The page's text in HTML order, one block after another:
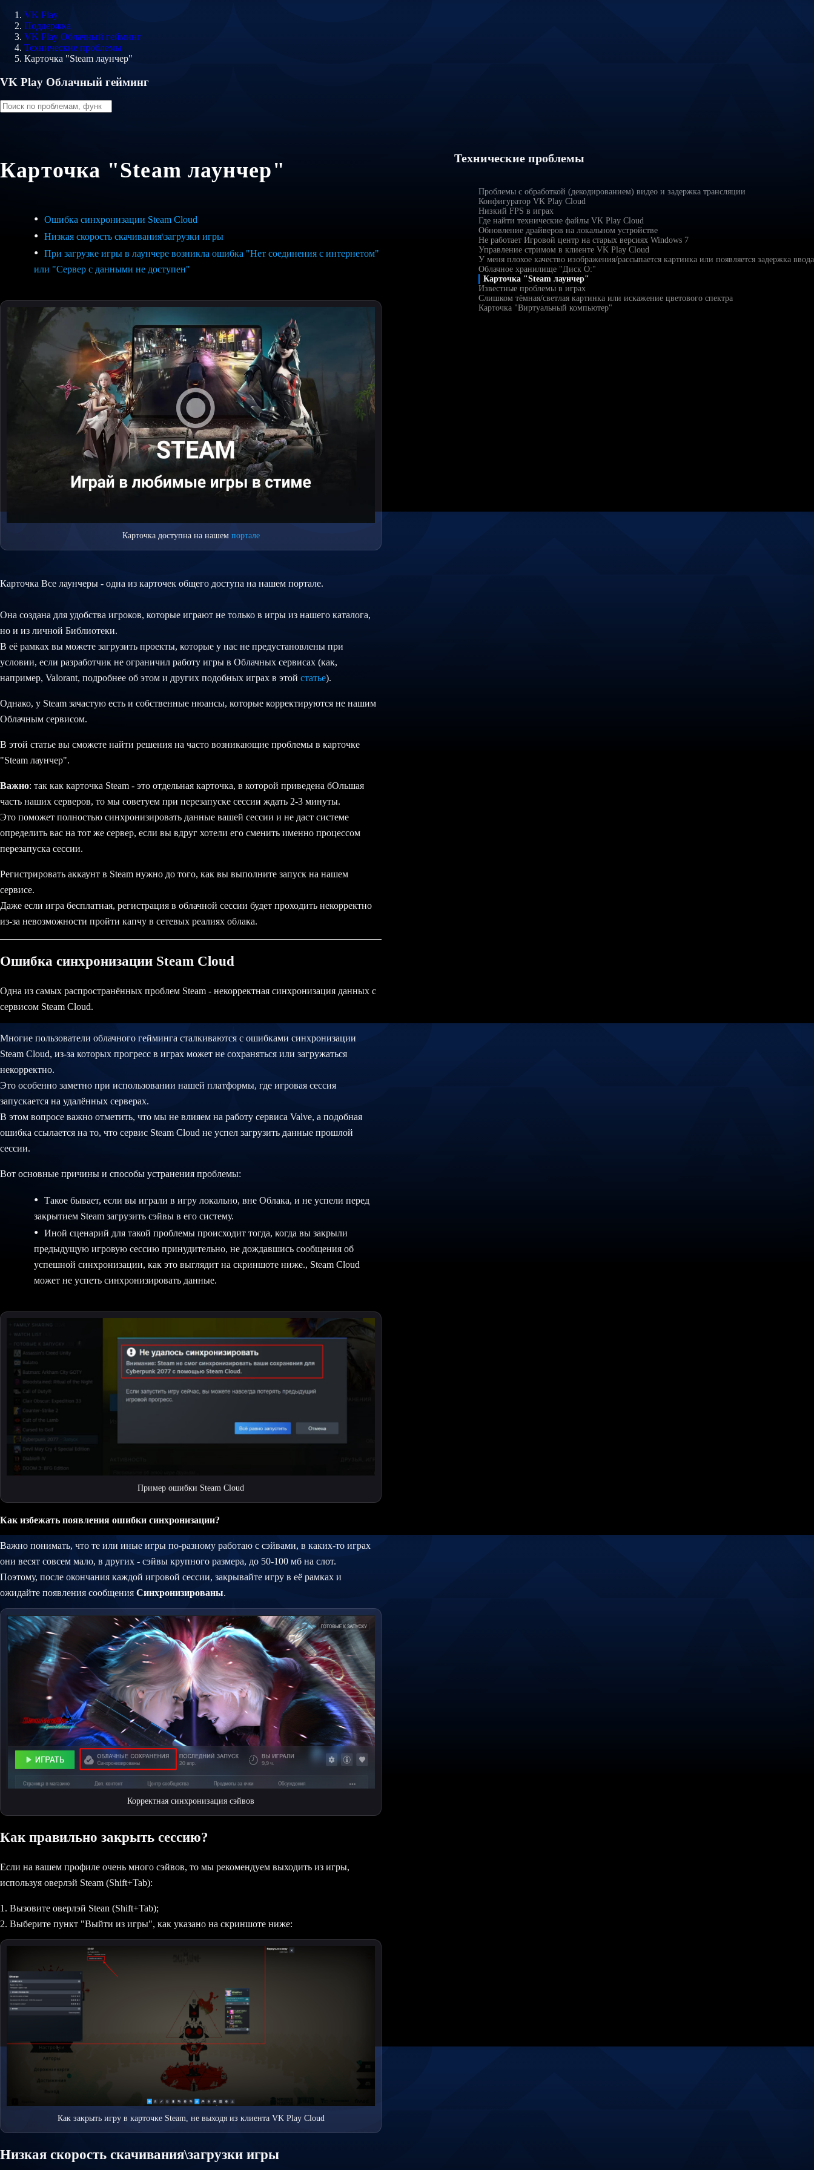
VK Play
Поддержка
VK Play Облачный гейминг
Технические проблемы
Карточка "Steam лаунчер"
VK Play Облачный гейминг
Карточка "Steam лаунчер"
Ошибка синхронизации Steam Cloud
Низкая скорость скачивания\загрузки игры
При загрузке игры в лаунчере возникла ошибка "Нет соединения с интернетом"
или "Сервер с данными не доступен"
Карточка доступна на нашем портале
Карточка Все лаунчеры - одна из карточек общего доступа на нашем портале.
Она создана для удобства игроков, которые играют не только в игры из нашего каталога,
но и из личной Библиотеки.
В её рамках вы можете загрузить проекты, которые у нас не предустановлены при
условии, если разработчик не ограничил работу игры в Облачных сервисах (как,
например, Valorant, подробнее об этом и других подобных играх в этой статье).
Однако, у Steam зачастую есть и собственные нюансы, которые корректируются не нашим
Облачным сервисом.
В этой статье вы сможете найти решения на часто возникающие проблемы в карточке
"Steam лаунчер".
Важно: так как карточка Steam - это отдельная карточка, в которой приведена бОльшая
часть наших серверов, то мы советуем при перезапуске сессии ждать 2-3 минуты.
Это поможет полностью синхронизировать данные вашей сессии и не даст системе
определить вас на тот же сервер, если вы вдруг хотели его сменить именно процессом
перезапуска сессии.
Регистрировать аккаунт в Steam нужно до того, как вы выполните запуск на нашем
сервисе.
Даже если игра бесплатная, регистрация в облачной сессии будет проходить некорректно
из-за невозможности пройти капчу в сетевых реалиях облака.
Ошибка синхронизации Steam Cloud
Одна из самых распространённых проблем Steam - некорректная синхронизация данных с
сервисом Steam Cloud.
Многие пользователи облачного гейминга сталкиваются с ошибками синхронизации
Steam Cloud, из-за которых прогресс в играх может не сохраняться или загружаться
некорректно.
Это особенно заметно при использовании нашей платформы, где игровая сессия
запускается на удалённых серверах.
В этом вопросе важно отметить, что мы не влияем на работу сервиса Valve, а подобная
ошибка ссылается на то, что сервис Steam Cloud не успел загрузить данные прошлой
сессии.
Вот основные причины и способы устранения проблемы:
Такое бывает, если вы играли в игру локально, вне Облака, и не успели перед
закрытием Steam загрузить сэйвы в его систему.
Иной сценарий для такой проблемы происходит тогда, когда вы закрыли
предыдущую игровую сессию принудительно, не дождавшись сообщения об
успешной синхронизации, как это выглядит на скриншоте ниже., Steam Cloud
может не успеть синхронизировать данные.
Пример ошибки Steam Cloud
Как избежать появления ошибки синхронизации?
Важно понимать, что те или иные игры по-разному работаю с сэйвами, в каких-то играх
они весят совсем мало, в других - сэйвы крупного размера, до 50-100 мб на слот.
Поэтому, после окончания каждой игровой сессии, закрывайте игру в её рамках и
ожидайте появления сообщения Синхронизированы.
Корректная синхронизация сэйвов
Как правильно закрыть сессию?
Если на вашем профиле очень много сэйвов, то мы рекомендуем выходить из игры,
используя оверлэй Steam (Shift+Tab):
1. Вызовите оверлэй Stean (Shift+Tab);
2. Выберите пункт "Выйти из игры", как указано на скриншоте ниже:
Как закрыть игру в карточке Steam, не выходя из клиента VK Play Cloud
Низкая скорость скачивания\загрузки игры
Технические проблемы
Проблемы с обработкой (декодированием) видео и задержка трансляции
Конфигуратор VK Play Cloud
Низкий FPS в играх
Где найти технические файлы VK Play Cloud
Обновление драйверов на локальном устройстве
Не работает Игровой центр на старых версиях Windows 7
Управление стримом в клиенте VK Play Cloud
У меня плохое качество изображения/рассыпается картинка или появляется задержка ввода
Облачное хранилище "Диск O:"
Карточка "Steam лаунчер"
Известные проблемы в играх
Слишком тёмная/светлая картинка или искажение цветового спектра
Карточка "Виртуальный компьютер"